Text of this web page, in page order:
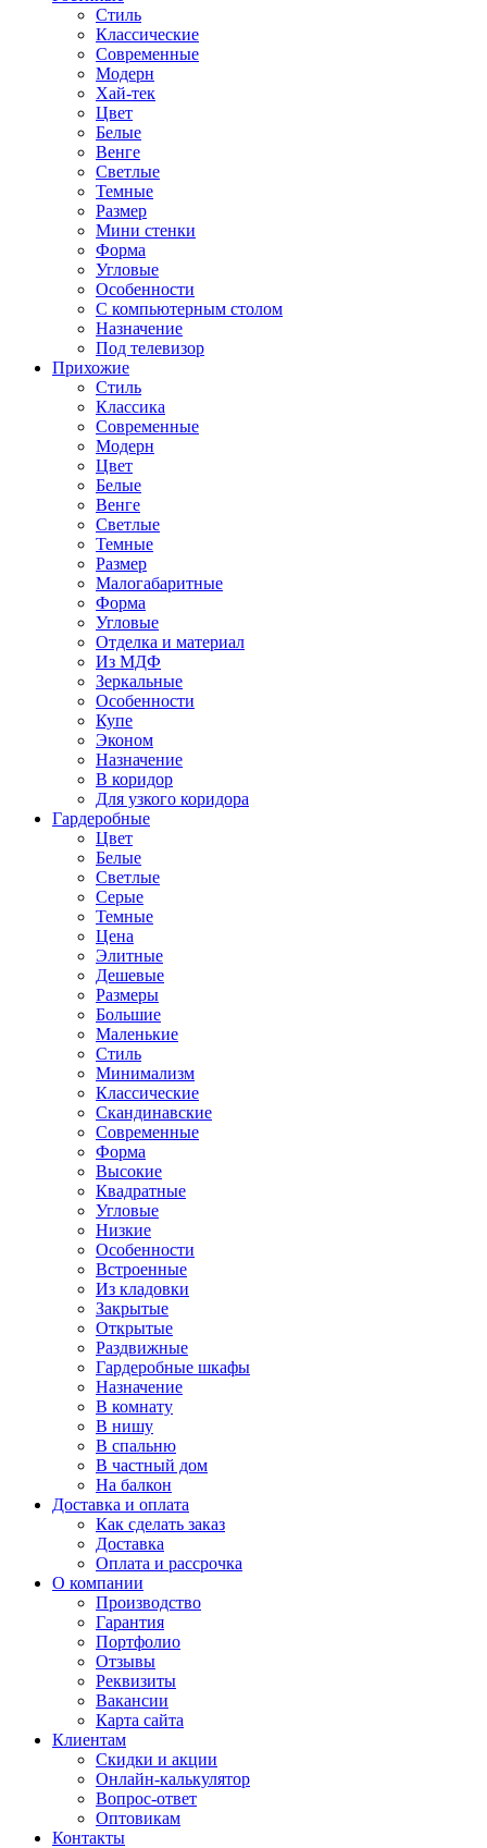
Стиль
Классические
Современные
Модерн
Хай-тек
Цвет
Белые
Венге
Светлые
Темные
Размер
Мини стенки
Форма
Угловые
Особенности
С компьютерным столом
Назначение
Под телевизор
Прихожие
Стиль
Классика
Современные
Модерн
Цвет
Белые
Венге
Светлые
Темные
Размер
Малогабаритные
Форма
Угловые
Отделка и материал
Из МДФ
Зеркальные
Особенности
Купе
Эконом
Назначение
В коридор
Для узкого коридора
Гардеробные
Цвет
Белые
Светлые
Серые
Темные
Цена
Элитные
Дешевые
Размеры
Большие
Маленькие
Стиль
Минимализм
Классические
Скандинавские
Современные
Форма
Высокие
Квадратные
Угловые
Низкие
Особенности
Встроенные
Из кладовки
Закрытые
Открытые
Раздвижные
Гардеробные шкафы
Назначение
В комнату
В нишу
В спальню
В частный дом
На балкон
Доставка и оплата
Как сделать заказ
Доставка
Оплата и рассрочка
О компании
Производство
Гарантия
Портфолио
Отзывы
Реквизиты
Вакансии
Карта сайта
Клиентам
Скидки и акции
Онлайн-калькулятор
Вопрос-ответ
Оптовикам
Контакты